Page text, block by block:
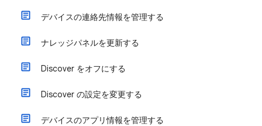
デバイスの連絡先情報を管理する
ナレッジパネルを更新する
Discover をオフにする
Discover の設定を変更する
デバイスのアプリ情報を管理する